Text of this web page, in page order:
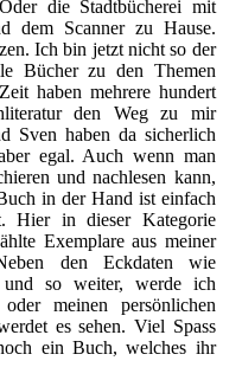
die Stadtbücherei mit
dem Scanner zu Hause.
Ich bin jetzt nicht so der
Bücher zu den Themen
haben mehrere hundert
den Weg zu mir
Sven haben da sicherlich
egal. Auch wenn man
und nachlesen kann,
in der Hand ist einfach
Hier in dieser Kategorie
Exemplare aus meiner
den Eckdaten wie
und so weiter, werde ich
meinen persönlichen
es sehen. Viel Spass
ein Buch, welches ihr